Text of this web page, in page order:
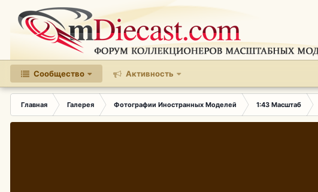
Сообщество Активность
Главная Галерея Фотографии Иностранных Моделей 1:43 Масштаб